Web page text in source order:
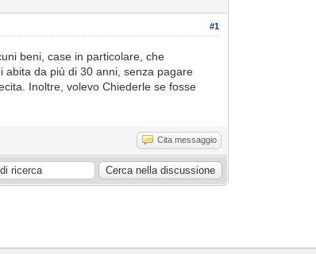
#1
beni, case in particolare, che
abita da più di 30 anni, senza pagare
Inoltre, volevo Chiederle se fosse
Cita messaggio